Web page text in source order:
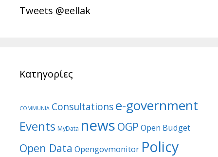
Tweets @eellak
Κατηγορίες
COMMUNIA Consultationse-government
Events MyData news OGP Open Budget
Open Data Opengovmonitor Policy